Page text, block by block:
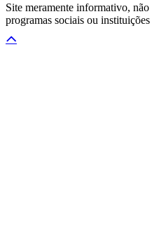
Site meramente informativo,
programas sociais ou instituições
Rolar